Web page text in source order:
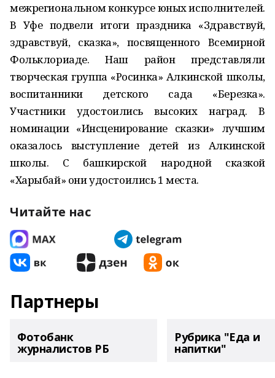
межрегиональном конкурсе юных исполнителей.
В Уфе подвели итоги праздника «Здравствуй,
здравствуй, сказка», посвященного Всемирной
Фольклориаде. Наш район представляли
творческая группа «Росинка» Алкинской школы,
воспитанники детского сада «Березка».
Участники удостоились высоких наград. В
номинации «Инсценирование сказки» лучшим
оказалось выступление детей из Алкинской
школы. С башкирской народной сказкой
«Харыбай» они удостоились 1 места.
Читайте нас
Партнеры
Фотобанк
журналистов РБ
Рубрика "Еда и
напитки"